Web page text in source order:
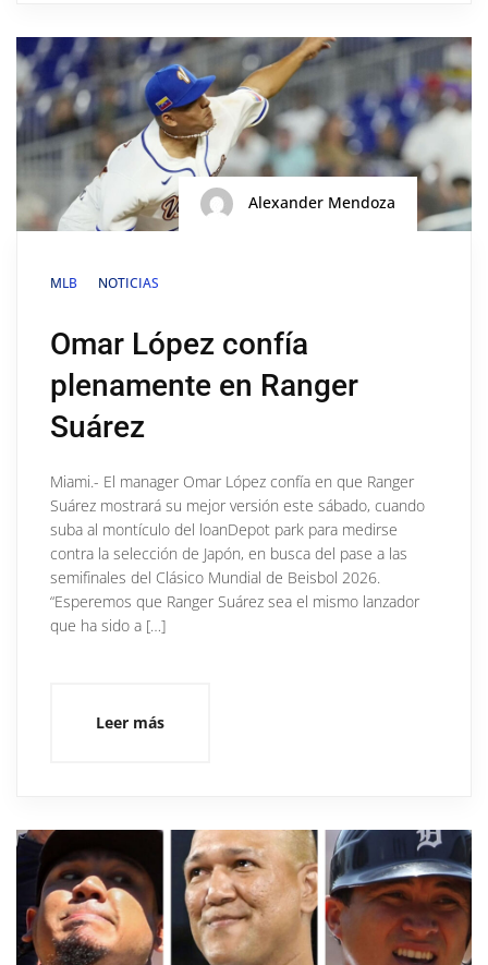
Alexander Mendoza
MLB NOTICIAS
Omar López confía
plenamente en Ranger
Suárez
Miami.- El manager Omar López confía en que Ranger
Suárez mostrará su mejor versión este sábado, cuando
suba al montículo del loanDepot park para medirse
contra la selección de Japón, en busca del pase a las
semifinales del Clásico Mundial de Beisbol 2026.
“Esperemos que Ranger Suárez sea el mismo lanzador
que ha sido a […]
Leer más